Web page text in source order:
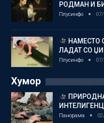
РОДМАН И
Плусинфо
НАМЕСТО
ЛАДАТ СО
Плусинфо
Хумор
Панорама